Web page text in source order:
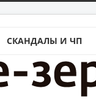
СКАНДАЛЫ И ЧП